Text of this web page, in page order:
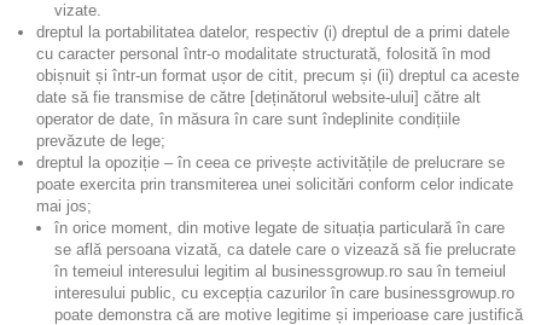
vizate.
dreptul la portabilitatea datelor, respectiv (i) dreptul de a primi datele
cu caracter personal într-o modalitate structurată, folosită în mod
obișnuit și într-un format ușor de citit, precum și (ii) dreptul ca aceste
date să fie transmise de către [deținătorul website-ului] către alt
operator de date, în măsura în care sunt îndeplinite condițiile
prevăzute de lege;
dreptul la opoziție – în ceea ce privește activitățile de prelucrare se
poate exercita prin transmiterea unei solicitări conform celor indicate
mai jos;
în orice moment, din motive legate de situația particulară în care
se află persoana vizată, ca datele care o vizează să fie prelucrate
în temeiul interesului legitim al businessgrowup.ro sau în temeiul
interesului public, cu excepția cazurilor în care businessgrowup.ro
poate demonstra că are motive legitime și imperioase care justifică